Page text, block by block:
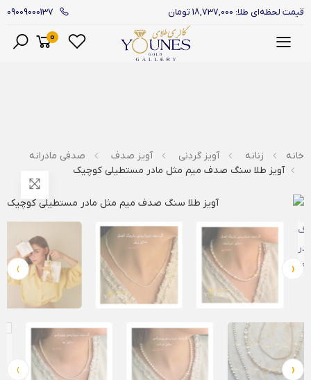
قیمت لحظه‌ای طلا: 18,737,000 تومان 09009000137
0
خانه زنانه آویز گردنی آویز صدف
صدفی مادرانه
آویز طلا سنگ صدف میم مثل مادر مستطیلی کوچیک
‹
›
‹
›